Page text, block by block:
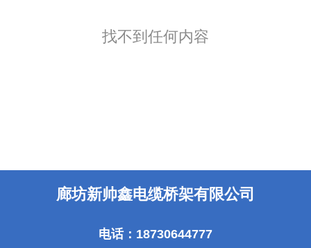
找不到任何内容
廊坊新帅鑫电缆桥架有限公司
电话：18730644777